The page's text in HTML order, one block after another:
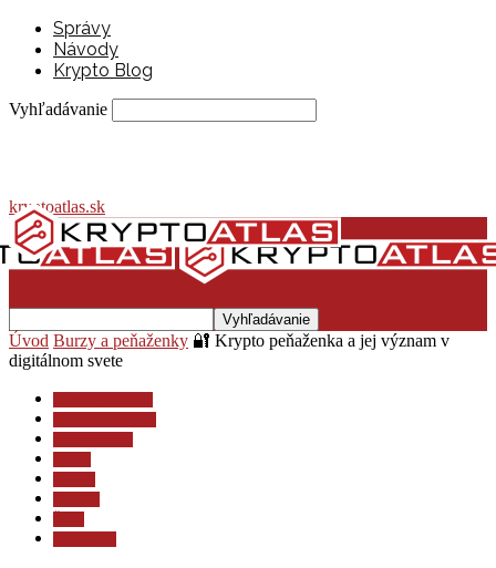
Správy
Návody
Krypto Blog
Vyhľadávanie
kryptoatlas.sk
Úvod Burzy a peňaženky 🔐 Krypto peňaženka a jej význam v
digitálnom svete